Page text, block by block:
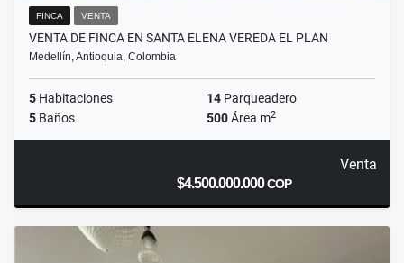
FINCA VENTA
VENTA DE FINCA EN SANTA ELENA VEREDA EL PLAN
Medellín, Antioquia, Colombia
5 Habitaciones 14 Parqueadero
5 Baños 500Área m2
Venta
$4.500.000.000COP